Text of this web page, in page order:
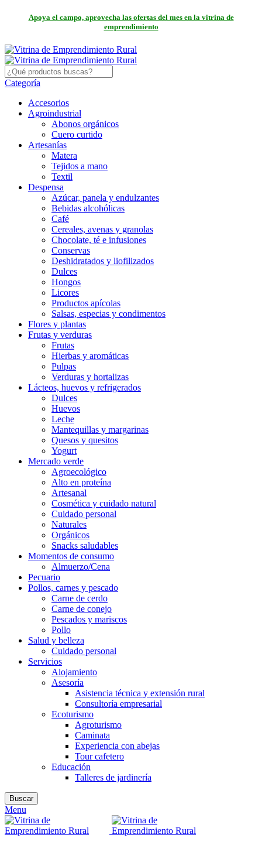
Apoya el campo, aprovecha las ofertas del mes en la vitrina de
emprendimiento
Categoría
Accesorios
Agroindustrial
Abonos orgánicos
Cuero curtido
Artesanías
Matera
Tejidos a mano
Textil
Despensa
Azúcar, panela y endulzantes
Bebidas alcohólicas
Café
Cereales, avenas y granolas
Chocolate, té e infusiones
Conservas
Deshidratados y liofilizados
Dulces
Hongos
Licores
Productos apícolas
Salsas, especias y condimentos
Flores y plantas
Frutas y verduras
Frutas
Hierbas y aromáticas
Pulpas
Verduras y hortalizas
Lácteos, huevos y refrigerados
Dulces
Huevos
Leche
Mantequillas y margarinas
Quesos y quesitos
Yogurt
Mercado verde
Agroecológico
Alto en proteína
Artesanal
Cosmética y cuidado natural
Cuidado personal
Naturales
Orgánicos
Snacks saludables
Momentos de consumo
Almuerzo/Cena
Pecuario
Pollos, carnes y pescado
Carne de cerdo
Carne de conejo
Pescados y mariscos
Pollo
Salud y belleza
Cuidado personal
Servicios
Alojamiento
Asesoría
Asistencia técnica y extensión rural
Consultoría empresarial
Ecoturismo
Agroturismo
Caminata
Experiencia con abejas
Tour cafetero
Educación
Talleres de jardinería
Buscar
Menu